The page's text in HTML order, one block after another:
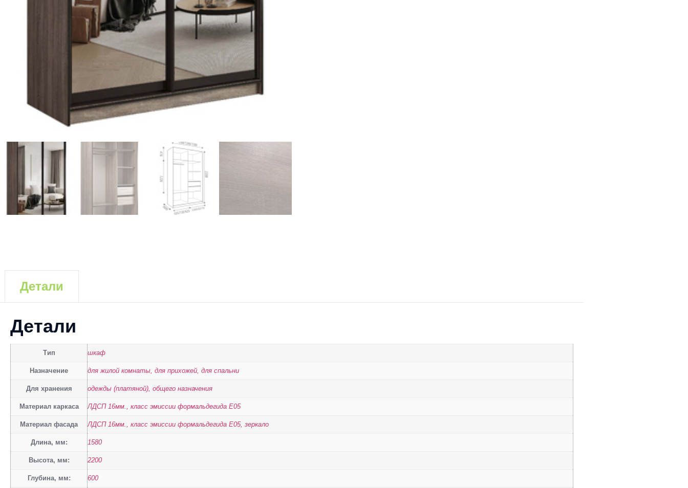
Детали
Детали
Тип шкаф
Назначение для жилой комнаты, для прихожей, для спальни
Для хранения одежды (платяной), общего назначения
Материал каркаса ЛДСП 16мм., класс эмиссии формальдегида Е05
Материал фасада ЛДСП 16мм., класс эмиссии формальдегида Е05, зеркало
Длина, мм: 1580
Высота, мм: 2200
Глубина, мм: 600